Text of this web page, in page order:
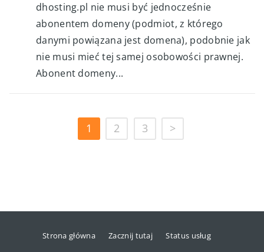
dhosting.pl nie musi być jednocześnie
abonentem domeny (podmiot, z którego
danymi powiązana jest domena), podobnie jak
nie musi mieć tej samej osobowości prawnej.
Abonent domeny...
1 2 3 >
Strona główna Zacznij tutaj
Status usług